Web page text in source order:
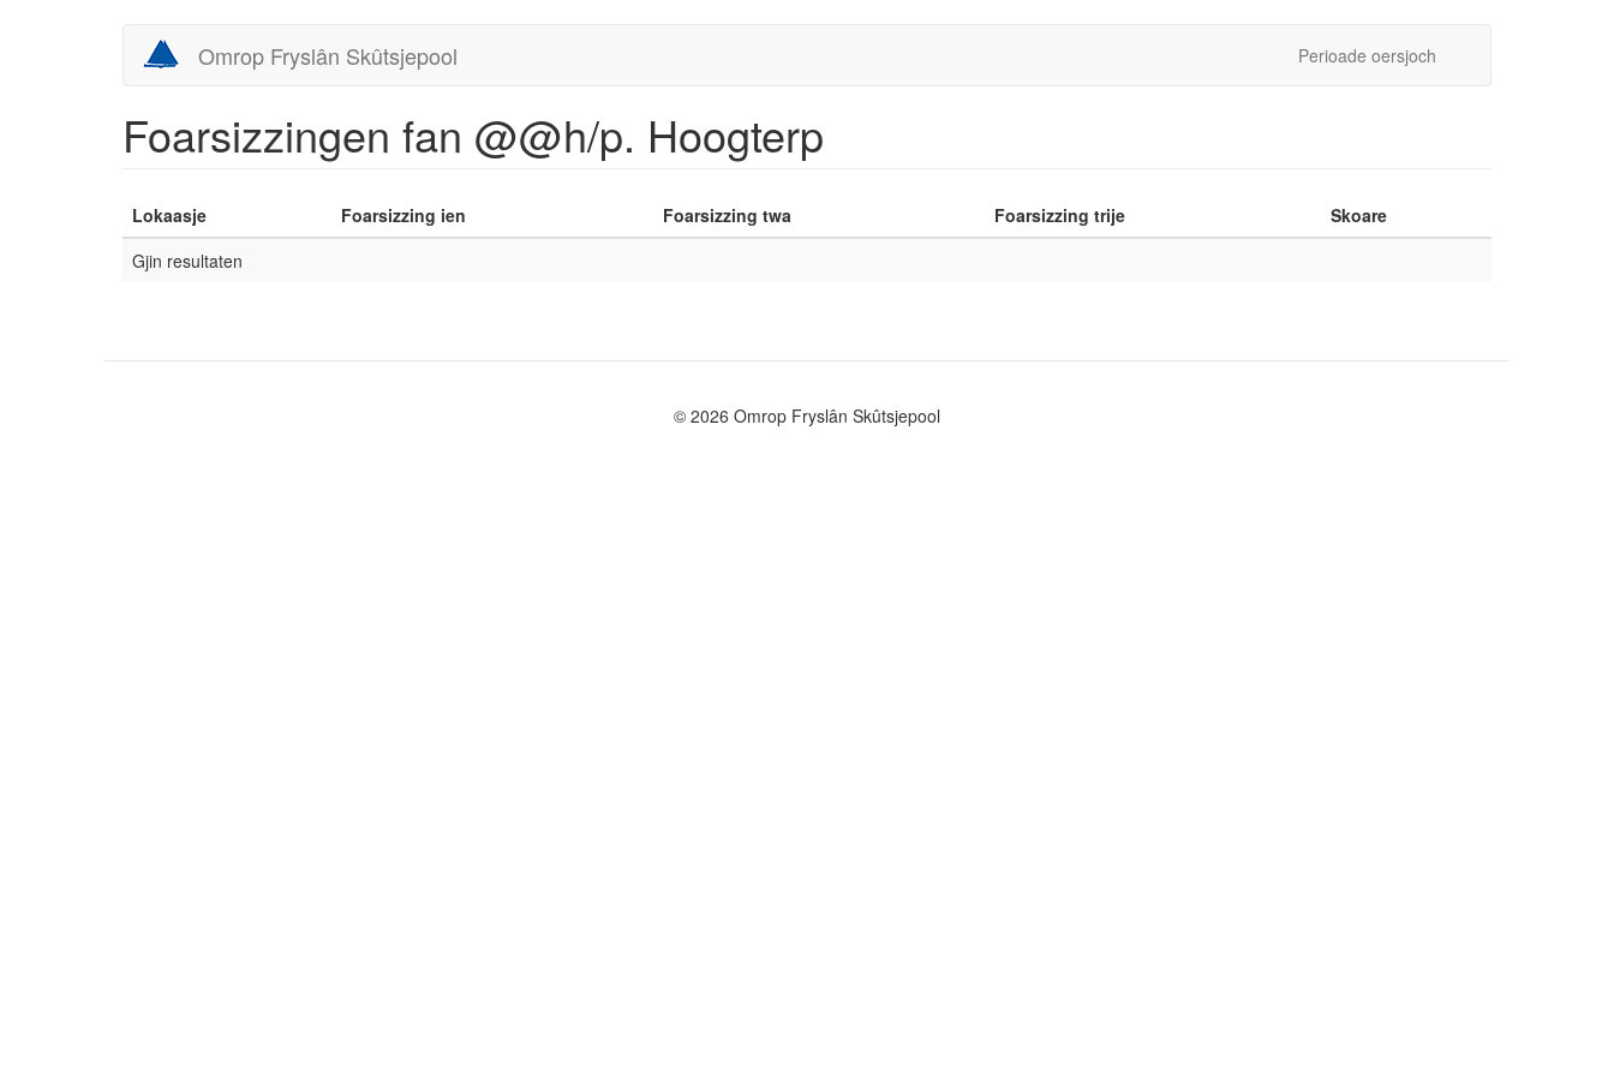
Omrop Fryslân Skûtsjepool Perioade oersjoch
Foarsizzingen fan @@h/p. Hoogterp
Lokaasje Foarsizzing ien Foarsizzing twa Foarsizzing trije
Skoare
Gjin resultaten
© 2026 Omrop Fryslân Skûtsjepool